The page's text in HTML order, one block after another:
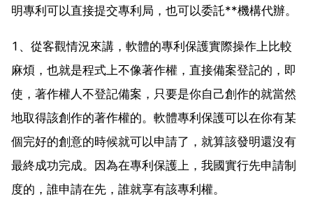
明專利可以直接提交專利局，也可以委託**機構代辦。
1、從客觀情況來講，軟體的專利保護實際操作上比較
麻煩，也就是程式上不像著作權，直接備案登記的，即
使，著作權人不登記備案，只要是你自己創作的就當然
地取得該創作的著作權的。軟體專利保護可以在你有某
個完好的創意的時候就可以申請了，就算該發明還沒有
最終成功完成。因為在專利保護上，我國實行先申請制
度的，誰申請在先，誰就享有該專利權。